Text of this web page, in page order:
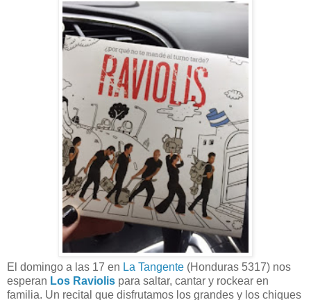
El domingo a las 17 en La Tangente (Honduras 5317) nos
esperan Los Raviolis para saltar, cantar y rockear en
familia. Un recital que disfrutamos los grandes y los chiques